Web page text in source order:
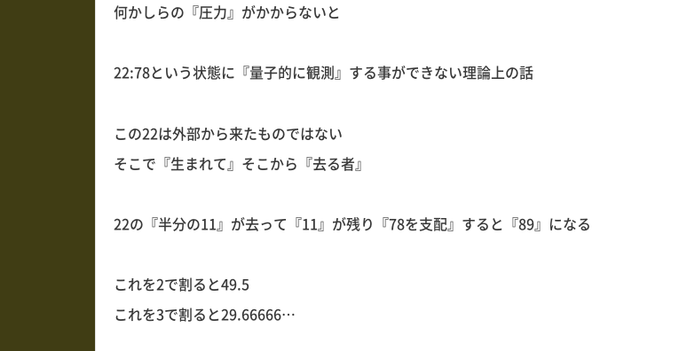
何かしらの『圧力』がかからないと
22:78という状態に『量子的に観測』する事ができない理論上の話
この22は外部から来たものではない
そこで『生まれて』そこから『去る者』
22の『半分の11』が去って『11』が残り『78を支配』すると『89』になる
これを2で割ると49.5
これを3で割ると29.66666…